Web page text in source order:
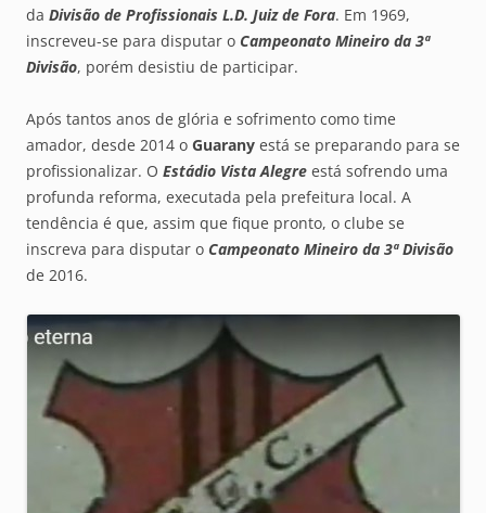
da Divisão de Profissionais L.D. Juiz de Fora. Em 1969,
inscreveu-se para disputar o Campeonato Mineiro da 3ª
Divisão, porém desistiu de participar.
Após tantos anos de glória e sofrimento como time
amador, desde 2014 o Guarany está se preparando para se
profissionalizar. O Estádio Vista Alegre está sofrendo uma
profunda reforma, executada pela prefeitura local. A
tendência é que, assim que fique pronto, o clube se
inscreva para disputar o Campeonato Mineiro da 3ª Divisão
de 2016.